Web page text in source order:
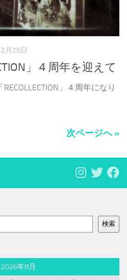
月25日
」４周年を迎えて
」４周年になり
次ページへ »
検索
2026年8月